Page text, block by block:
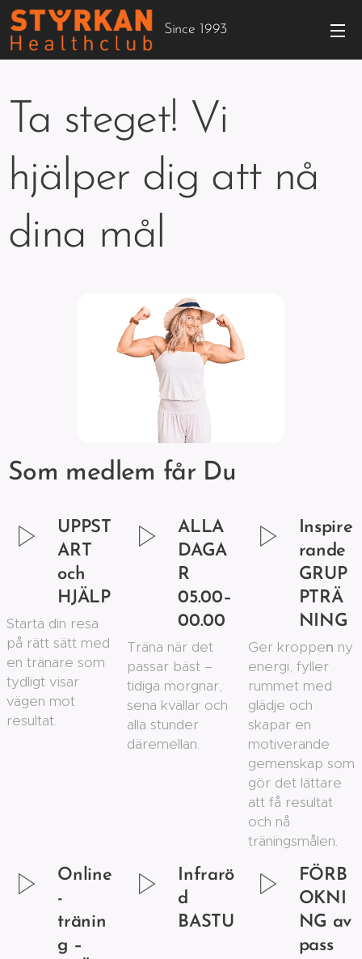
Since 1993
Ta steget! Vi
hjälper dig att nå
dina mål
Som medlem får Du
UPPST
ART
och
HJÄLP
Starta din resa
på rätt sätt med
en tränare som
tydligt visar
vägen mot
resultat.
ALLA
DAGA
R
05.00–
00.00
Träna när det
passar bäst –
tidiga morgnar,
sena kvällar och
alla stunder
däremellan.
Inspire
rande
GRUP
PTRÄ
NING
Ger kroppen ny
energi, fyller
rummet med
glädje och
skapar en
motiverande
gemenskap som
gör det lättare
att få resultat
och nå
träningsmålen.
Online
-
tränin
g –
Infrarö
d
BASTU
FÖRB
OKNI
NG av
pass